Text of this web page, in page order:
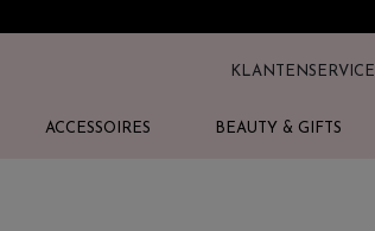
KLANTENSERVICE
ACCESSOIRES BEAUTY & GIFTS